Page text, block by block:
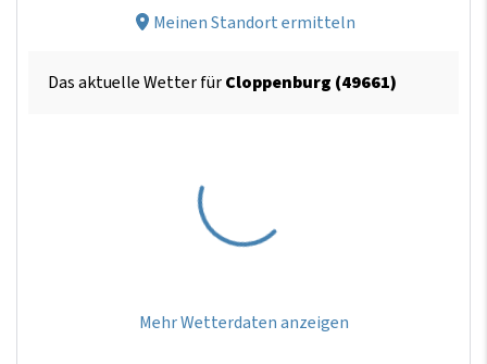
Meinen Standort ermitteln
Das aktuelle Wetter fürCloppenburg (49661)
Mehr Wetterdaten anzeigen